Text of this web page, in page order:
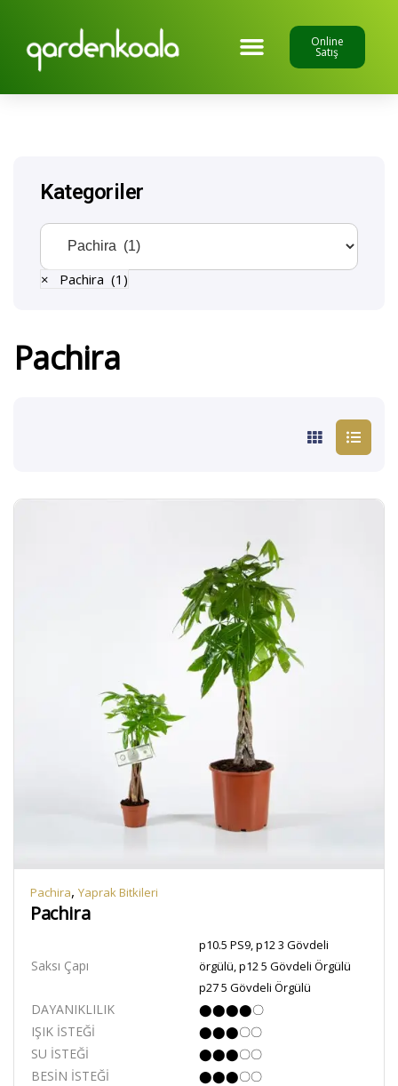
Online
Satış
Pachira
Pachira, Yaprak Bitkileri
Pachira
Saksı Çapı
p10.5 PS9, p12 3 Gövdeli
örgülü, p12 5 Gövdeli Örgülü
p27 5 Gövdeli Örgülü
DAYANIKLILIK ⬤⬤⬤⬤〇
IŞIK İSTEĞİ ⬤⬤⬤〇〇
SU İSTEĞİ ⬤⬤⬤〇〇
BESİN İSTEĞİ ⬤⬤⬤〇〇
Kategoriler
× Pachira (1)